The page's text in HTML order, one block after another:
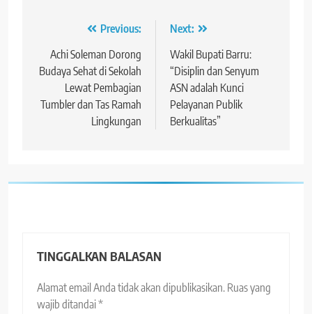
Navigasi
pos
Previous:
Achi Soleman Dorong
Budaya Sehat di Sekolah
Lewat Pembagian
Tumbler dan Tas Ramah
Lingkungan
Next:
Wakil Bupati Barru:
“Disiplin dan Senyum
ASN adalah Kunci
Pelayanan Publik
Berkualitas”
TINGGALKAN BALASAN
Alamat email Anda tidak akan dipublikasikan. Ruas yang
wajib ditandai*